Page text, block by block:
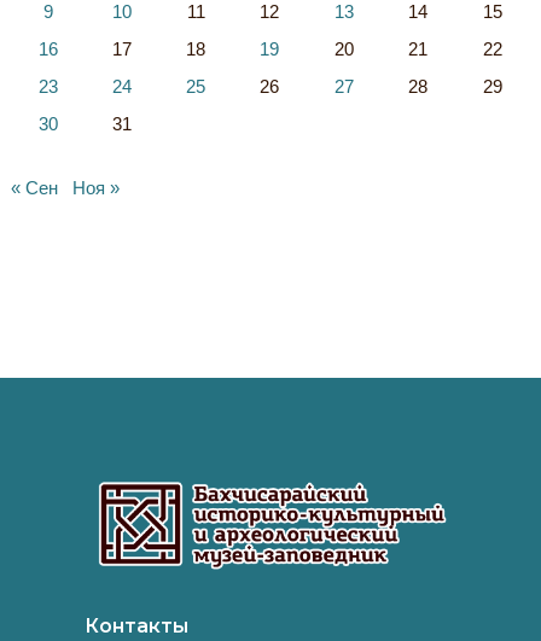
9
10 11 12 13 14
15
16
17 18 19 20 21
22
23
24 25 26 27 28
29
30
31
« Сен Ноя »
Контакты